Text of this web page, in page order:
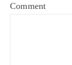
Comment